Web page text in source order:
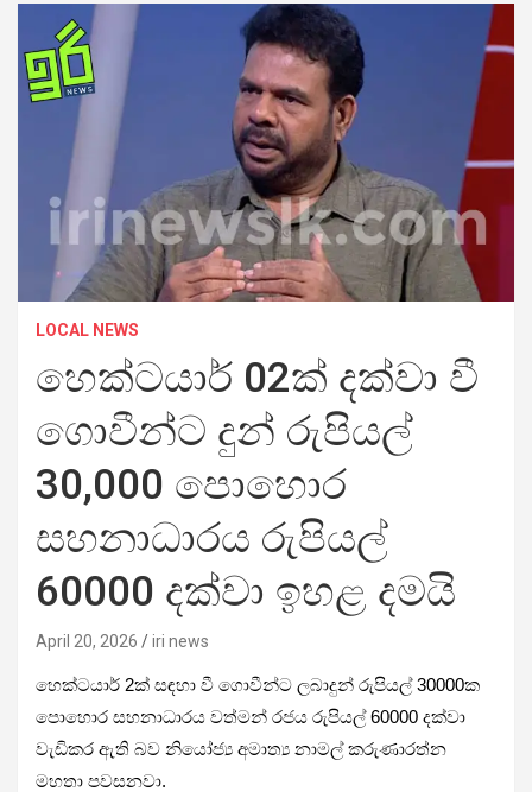
LOCAL NEWS
හෙක්ටයාර් 02ක් දක්වා වී
ගොවීන්ට දුන් රුපියල්
30,000 පොහොර
සහනාධාරය රුපියල්
60000 දක්වා ඉහළ දමයි
April 20, 2026 iri news
හෙක්ටයාර් 2ක් සඳහා වී ගොවීන්ට ලබාදුන් රුපියල් 30000ක
පොහොර සහනාධාරය වත්මන් රජය රුපියල් 60000 දක්වා
වැඩිකර ඇති බව නියෝජ්‍ය අමාත්‍ය නාමල් කරුණාරත්න
මහතා පවසනවා.